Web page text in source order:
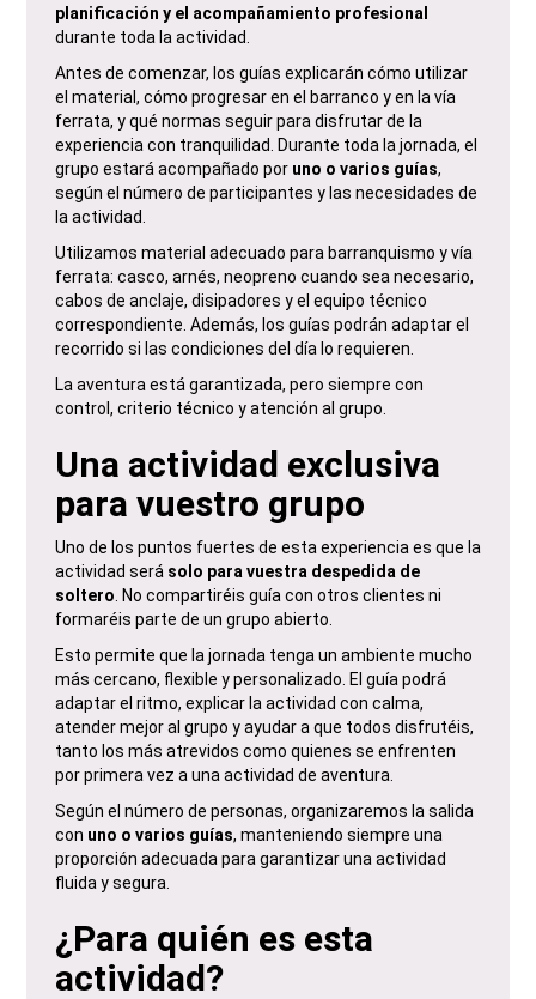
planificación y el acompañamiento profesional
durante toda la actividad.
Antes de comenzar, los guías explicarán cómo utilizar
el material, cómo progresar en el barranco y en la vía
ferrata, y qué normas seguir para disfrutar de la
experiencia con tranquilidad. Durante toda la jornada, el
grupo estará acompañado por uno o varios guías,
según el número de participantes y las necesidades de
la actividad.
Utilizamos material adecuado para barranquismo y vía
ferrata: casco, arnés, neopreno cuando sea necesario,
cabos de anclaje, disipadores y el equipo técnico
correspondiente. Además, los guías podrán adaptar el
recorrido si las condiciones del día lo requieren.
La aventura está garantizada, pero siempre con
control, criterio técnico y atención al grupo.
Una actividad exclusiva
para vuestro grupo
Uno de los puntos fuertes de esta experiencia es que la
actividad será solo para vuestra despedida de
soltero . No compartiréis guía con otros clientes ni
formaréis parte de un grupo abierto.
Esto permite que la jornada tenga un ambiente mucho
más cercano, flexible y personalizado. El guía podrá
adaptar el ritmo, explicar la actividad con calma,
atender mejor al grupo y ayudar a que todos disfrutéis,
tanto los más atrevidos como quienes se enfrenten
por primera vez a una actividad de aventura.
Según el número de personas, organizaremos la salida
con uno o varios guías, manteniendo siempre una
proporción adecuada para garantizar una actividad
fluida y segura.
¿Para quién es esta
actividad?